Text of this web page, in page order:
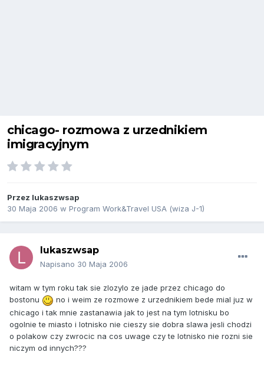
chicago- rozmowa z urzednikiem
imigracyjnym
Przez lukaszwsap
30 Maja 2006 w Program Work&Travel USA (wiza J-1)
lukaszwsap
Napisano 30 Maja 2006
witam w tym roku tak sie zlozylo ze jade przez chicago do
bostonu
no i weim ze rozmowe z urzednikiem bede mial juz w
chicago i tak mnie zastanawia jak to jest na tym lotnisku bo
ogolnie te miasto i lotnisko nie cieszy sie dobra slawa jesli chodzi
o polakow czy zwrocic na cos uwage czy te lotnisko nie rozni sie
niczym od innych???